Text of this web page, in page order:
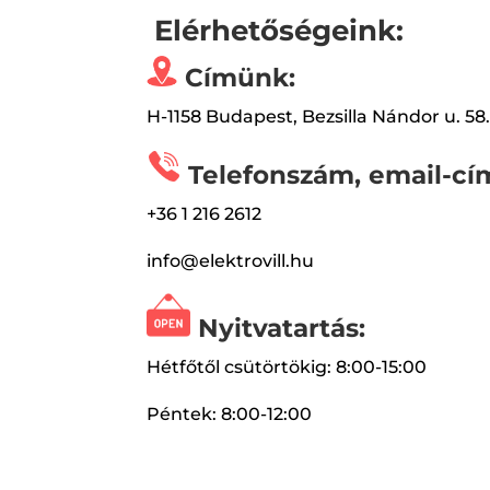
Elérhetőségeink:
Címünk:
H-1158 Budapest, Bezsilla Nándor u. 58.
Telefonszám, email-
+36 1 216 2612
info@elektrovill.hu
Nyitvatartás:
Hétfőtől csütörtökig: 8:00-15:00
Péntek: 8:00-12:00